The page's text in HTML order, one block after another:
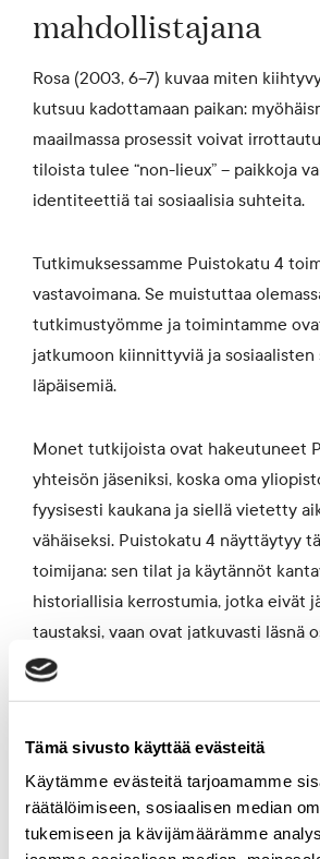
Tämä sivusto käyttää evästeitä
Käytämme evästeitä tarjoamamme
räätälöimiseen, sosiaalisen median
tukemiseen ja kävijämäärämme
mahdollistajana
Rosa (2003, 6–7) kuvaa miten
kutsuu kadottamaan paikan:
maailmassa prosessit voivat
tiloista tulee “non-lieux” – paikkoja
identiteettiä tai sosiaalisia suhteita.
Tutkimuksessamme Puistokatu 4
vastavoimana. Se muistuttaa
tutkimustyömme ja toimintamme
jatkumoon kiinnittyviä ja sosiaalisten
läpäisemiä.
Monet tutkijoista ovat hakeutuneet
yhteisön jäseniksi, koska oma
fyysisesti kaukana ja siellä vietetty
vähäiseksi. Puistokatu 4 näyttäytyy
toimijana: sen tilat ja käytännöt
historiallisia kerrostumia, jotka eivät
taustaksi, vaan ovat jatkuvasti läsnä
arkea ja toimintaa. Samalla
Puistokatu 4 mahdollistaa siis
vallitsevasta, osin paikattomasta,
ja herättää kysymään: mitä